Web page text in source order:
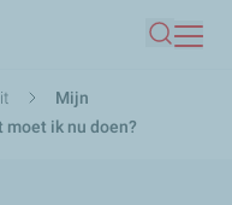
Zoeken
Mijn
ik nu doen?